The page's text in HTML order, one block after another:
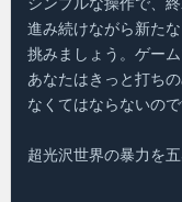
進み続けながら新た
挑みましょう。ゲー
あなたはきっと打ち
なくてはならないので
超光沢世界の暴力を